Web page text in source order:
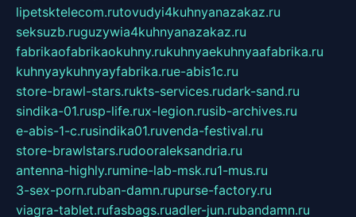
lipetsktelecom.rutovudyi4kuhnyanazakaz.ru
seksuzb.ruguzywia4kuhnyanazakaz.ru
fabrikaofabrikaokuhny.rukuhnyaekuhnyaafabrika.ru
kuhnyaykuhnyayfabrika.rue-abis1c.ru
store-brawl-stars.rukts-services.rudark-sand.ru
sindika-01.rusp-life.rux-legion.rusib-archives.ru
e-abis-1-c.rusindika01.ruvenda-festival.ru
store-brawlstars.rudooraleksandria.ru
antenna-highly.rumine-lab-msk.ru1-mus.ru
3-sex-porn.ruban-damn.rupurse-factory.ru
viagra-tablet.rufasbags.ruadler-jun.rubandamn.ru